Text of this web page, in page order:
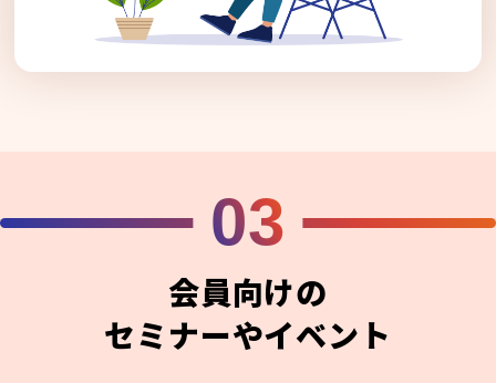
03
会員向けの
セミナーやイベント